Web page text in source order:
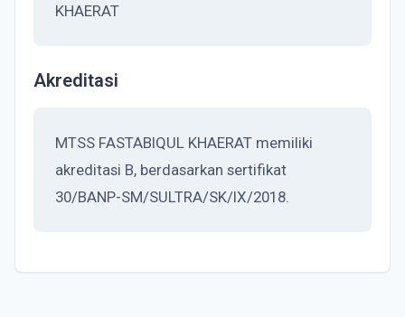
KHAERAT
Akreditasi
MTSS FASTABIQUL KHAERAT memiliki
akreditasi B, berdasarkan sertifikat
30/BANP-SM/SULTRA/SK/IX/2018.